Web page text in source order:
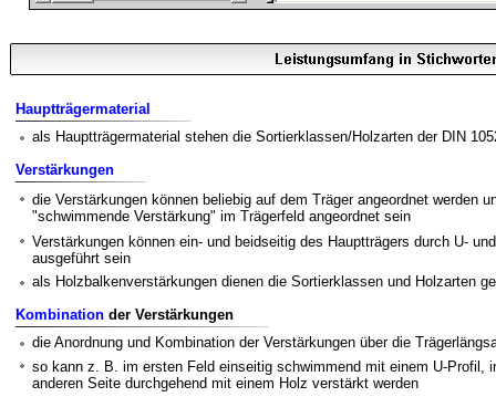
Hauptträgermaterial
als Hauptträgermaterial stehen die Sortierklassen/Holzarten der DIN
Verstärkungen
die Verstärkungen können beliebig auf dem Träger angeordnet werden
"schwimmende Verstärkung" im Trägerfeld angeordnet sein
Verstärkungen können ein- und beidseitig des Hauptträgers durch U-
ausgeführt sein
als Holzbalkenverstärkungen dienen die Sortierklassen und Holzarten
Kombination der Verstärkungen
die Anordnung und Kombination der Verstärkungen über die
so kann z. B. im ersten Feld einseitig schwimmend mit einem U-Profil,
anderen Seite durchgehend mit einem Holz verstärkt werden